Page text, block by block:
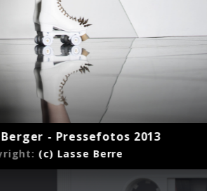
- Pressefotos 2013
(c) Lasse Berre